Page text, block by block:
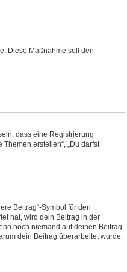
Diese Maßnahme soll den
dass eine Registrierung
erstellen“, „Du darfst
Beitrag“-Symbol für den
hat, wird dein Beitrag in der
noch niemand auf deinen Beitrag
dein Beitrag überarbeitet wurde.